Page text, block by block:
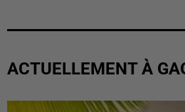
ACTUELLEMENT À